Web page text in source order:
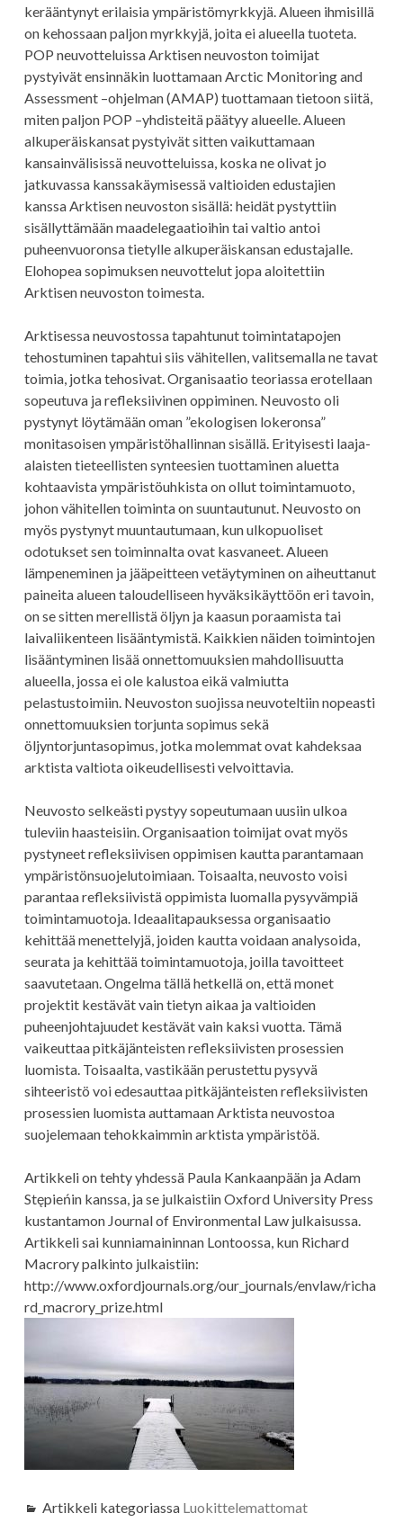
kerääntynyt erilaisia ympäristömyrkkyjä. Alueen ihmisillä
on kehossaan paljon myrkkyjä, joita ei alueella tuoteta.
POP neuvotteluissa Arktisen neuvoston toimijat
pystyivät ensinnäkin luottamaan Arctic Monitoring and
Assessment –ohjelman (AMAP) tuottamaan tietoon siitä,
miten paljon POP –yhdisteitä päätyy alueelle. Alueen
alkuperäiskansat pystyivät sitten vaikuttamaan
kansainvälisissä neuvotteluissa, koska ne olivat jo
jatkuvassa kanssakäymisessä valtioiden edustajien
kanssa Arktisen neuvoston sisällä: heidät pystyttiin
sisällyttämään maadelegaatioihin tai valtio antoi
puheenvuoronsa tietylle alkuperäiskansan edustajalle.
Elohopea sopimuksen neuvottelut jopa aloitettiin
Arktisen neuvoston toimesta.
Arktisessa neuvostossa tapahtunut toimintatapojen
tehostuminen tapahtui siis vähitellen, valitsemalla ne tavat
toimia, jotka tehosivat. Organisaatio teoriassa erotellaan
sopeutuva ja refleksiivinen oppiminen. Neuvosto oli
pystynyt löytämään oman ”ekologisen lokeronsa”
monitasoisen ympäristöhallinnan sisällä. Erityisesti laaja-
alaisten tieteellisten synteesien tuottaminen aluetta
kohtaavista ympäristöuhkista on ollut toimintamuoto,
johon vähitellen toiminta on suuntautunut. Neuvosto on
myös pystynyt muuntautumaan, kun ulkopuoliset
odotukset sen toiminnalta ovat kasvaneet. Alueen
lämpeneminen ja jääpeitteen vetäytyminen on aiheuttanut
paineita alueen taloudelliseen hyväksikäyttöön eri tavoin,
on se sitten merellistä öljyn ja kaasun poraamista tai
laivaliikenteen lisääntymistä. Kaikkien näiden toimintojen
lisääntyminen lisää onnettomuuksien mahdollisuutta
alueella, jossa ei ole kalustoa eikä valmiutta
pelastustoimiin. Neuvoston suojissa neuvoteltiin nopeasti
onnettomuuksien torjunta sopimus sekä
öljyntorjuntasopimus, jotka molemmat ovat kahdeksaa
arktista valtiota oikeudellisesti velvoittavia.
Neuvosto selkeästi pystyy sopeutumaan uusiin ulkoa
tuleviin haasteisiin. Organisaation toimijat ovat myös
pystyneet refleksiivisen oppimisen kautta parantamaan
ympäristönsuojelutoimiaan. Toisaalta, neuvosto voisi
parantaa refleksiivistä oppimista luomalla pysyvämpiä
toimintamuotoja. Ideaalitapauksessa organisaatio
kehittää menettelyjä, joiden kautta voidaan analysoida,
seurata ja kehittää toimintamuotoja, joilla tavoitteet
saavutetaan. Ongelma tällä hetkellä on, että monet
projektit kestävät vain tietyn aikaa ja valtioiden
puheenjohtajuudet kestävät vain kaksi vuotta. Tämä
vaikeuttaa pitkäjänteisten refleksiivisten prosessien
luomista. Toisaalta, vastikään perustettu pysyvä
sihteeristö voi edesauttaa pitkäjänteisten refleksiivisten
prosessien luomista auttamaan Arktista neuvostoa
suojelemaan tehokkaimmin arktista ympäristöä.
Artikkeli on tehty yhdessä Paula Kankaanpään ja Adam
Stępieńin kanssa, ja se julkaistiin Oxford University Press
kustantamon Journal of Environmental Law julkaisussa.
Artikkeli sai kunniamaininnan Lontoossa, kun Richard
Macrory palkinto julkaistiin:
http://www.oxfordjournals.org/our_journals/envlaw/richa
rd_macrory_prize.html
Artikkeli kategoriassa Luokittelemattomat